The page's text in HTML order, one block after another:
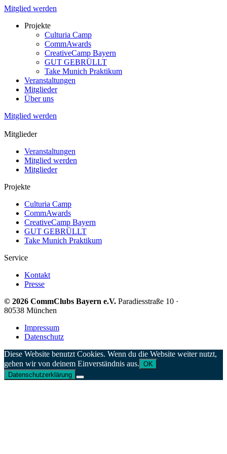
Mitglied werden
Projekte
Culturia Camp
CommAwards
CreativeCamp Bayern
GUT GEBRÜLLT
Take Munich Praktikum
Veranstaltungen
Mitglieder
Über uns
Mitglied werden
Mitglieder
Veranstaltungen
Mitglied werden
Mitglieder
Projekte
Culturia Camp
CommAwards
CreativeCamp Bayern
GUT GEBRÜLLT
Take Munich Praktikum
Service
Kontakt
Presse
© 2026 CommClubs Bayern e.V. Paradiesstraße 10 ·
80538 München
Impressum
Datenschutz
Diese Website benutzt Cookies. Wenn du die Website weiter nutzt,
gehen wir von deinem Einverständnis aus. OK
Datenschutzerklärung